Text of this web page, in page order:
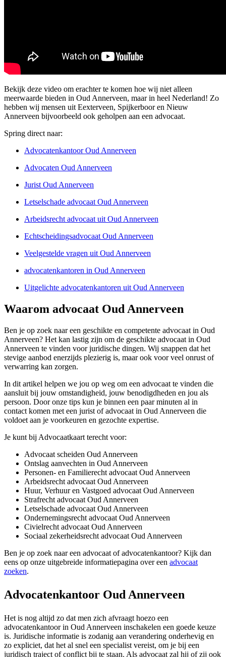
Bekijk deze video om erachter te komen hoe wij niet alleen
meerwaarde bieden in Oud Annerveen, maar in heel Nederland! Zo
hebben wij mensen uit Eexterveen, Spijkerboor en Nieuw
Annerveen bijvoorbeeld ook geholpen aan een advocaat.
Spring direct naar:
Advocatenkantoor Oud Annerveen
Advocaten Oud Annerveen
Jurist Oud Annerveen
Letselschade advocaat Oud Annerveen
Arbeidsrecht advocaat uit Oud Annerveen
Echtscheidingsadvocaat Oud Annerveen
Veelgestelde vragen uit Oud Annerveen
advocatenkantoren in Oud Annerveen
Uitgelichte advocatenkantoren uit Oud Annerveen
Waarom advocaat Oud Annerveen
Ben je op zoek naar een geschikte en competente advocaat in Oud
Annerveen? Het kan lastig zijn om de geschikte advocaat in Oud
Annerveen te vinden voor juridische dingen. Wij snappen dat het
stevige aanbod enerzijds plezierig is, maar ook voor veel onrust of
verwarring kan zorgen.
In dit artikel helpen we jou op weg om een advocaat te vinden die
aansluit bij jouw omstandigheid, jouw benodigdheden en jou als
persoon. Door onze tips kun je binnen een paar minuten al in
contact komen met een jurist of advocaat in Oud Annerveen die
voldoet aan je voorkeuren en gezochte expertise.
Je kunt bij Advocaatkaart terecht voor:
Advocaat scheiden Oud Annerveen
Ontslag aanvechten in Oud Annerveen
Personen- en Familierecht advocaat Oud Annerveen
Arbeidsrecht advocaat Oud Annerveen
Huur, Verhuur en Vastgoed advocaat Oud Annerveen
Strafrecht advocaat Oud Annerveen
Letselschade advocaat Oud Annerveen
Ondernemingsrecht advocaat Oud Annerveen
Civielrecht advocaat Oud Annerveen
Sociaal zekerheidsrecht advocaat Oud Annerveen
Ben je op zoek naar een advocaat of advocatenkantoor? Kijk dan
eens op onze uitgebreide informatiepagina over een advocaat
zoeken.
Advocatenkantoor Oud Annerveen
Het is nog altijd zo dat men zich afvraagt hoezo een
advocatenkantoor in Oud Annerveen inschakelen een goede keuze
is. Juridische informatie is zodanig aan verandering onderhevig en
zo expliciet, dat het al snel een specialist vereist, om je bij een
juridisch traject of conflict bij te staan. Als advocaat zal hij of zij ook